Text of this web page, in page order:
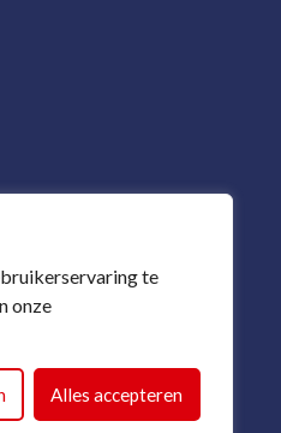
te
onze
Alles accepteren